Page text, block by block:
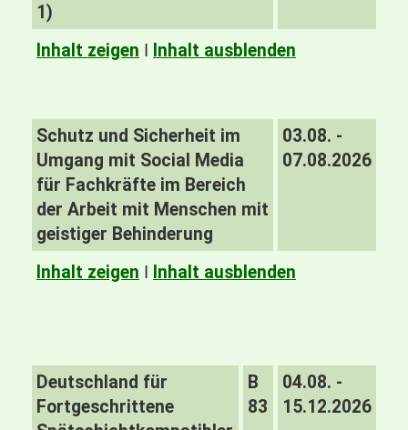
1)
Inhalt zeigen I Inhalt ausblenden
Schutz und Sicherheit im
Umgang mit Social Media
für Fachkräfte im Bereich
der Arbeit mit Menschen mit
geistiger Behinderung
03.08. -
07.08.2026
Inhalt zeigen I Inhalt ausblenden
Deutschland für
Fortgeschrittene
B
83
04.08. -
15.12.2026